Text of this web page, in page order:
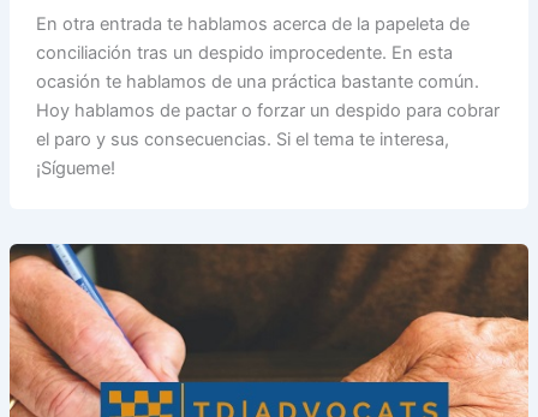
En otra entrada te hablamos acerca de la papeleta de
conciliación tras un despido improcedente. En esta
ocasión te hablamos de una práctica bastante común.
Hoy hablamos de pactar o forzar un despido para cobrar
el paro y sus consecuencias. Si el tema te interesa,
¡Sígueme!